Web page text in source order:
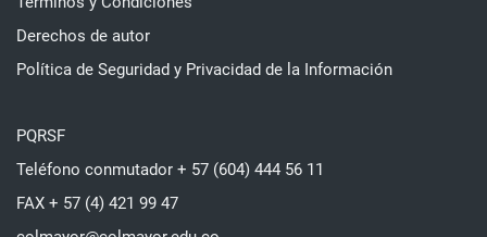
Derechos de autor
Política de Seguridad y Privacidad de la Información
PQRSF
Teléfono conmutador + 57 (604) 444 56 11
FAX + 57 (4) 421 99 47